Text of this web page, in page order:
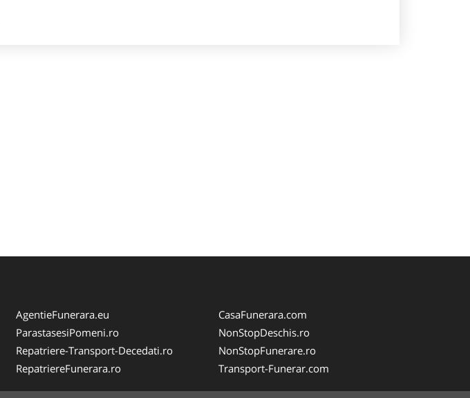
AgentieFunerara.eu
ParastasesiPomeni.ro
Repatriere-Transport-Decedati.ro
RepatriereFunerara.ro
CasaFunerara.com
NonStopDeschis.ro
NonStopFunerare.ro
Transport-Funerar.com